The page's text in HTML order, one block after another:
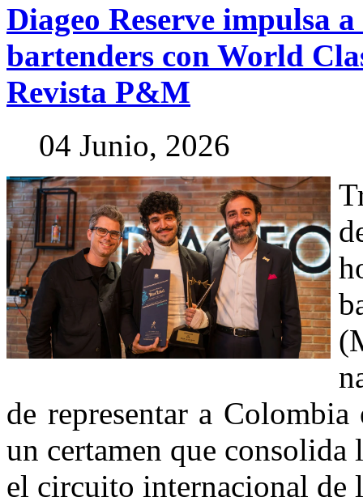
Diageo Reserve impulsa a
bartenders con World
Revista P&M
04 Junio, 2026
de representar a
un certamen que
el circuito internacional de